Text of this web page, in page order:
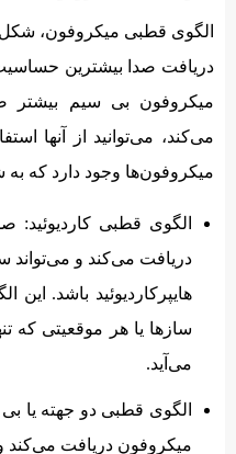
الگوی قطبی میکروفون،
دریافت صدا بیشترین حساسیت
میکروفون بی سیم بیشتر
میکروفون‌ها وجود دارد که
الگوی قطبی
دریافت می‌کند و می‌تواند سه
هایپرکاردیوئید باشد.
سازها یا هر موقعیتی که
می‌آید.
الگوی قطبی دو جهته یا
میکروفون دریافت می‌کند